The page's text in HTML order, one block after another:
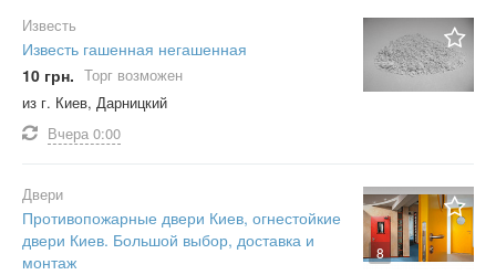
Известь
Известь гашенная негашенная
10 грн. Торг возможен
из г. Киев, Дарницкий
Вчера 0:00
8
Двери
Противопожарные двери Киев, огнестойкие
двери Киев. Большой выбор, доставка и
монтаж